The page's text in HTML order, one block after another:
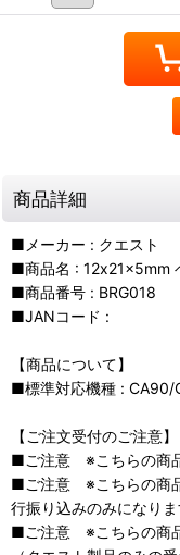
商品詳細
■メーカー : クエスト
■商品名 : 12x21x5mm
■商品番号 : BRG018
■JANコード :
【商品について】
■標準対応機種 : CA90/
【ご注文受付のご注意】
■ご注意 ※こちらの商品
■ご注意 ※こちらの商
行振り込みのみになりま
■ご注意 ※こちらの商品